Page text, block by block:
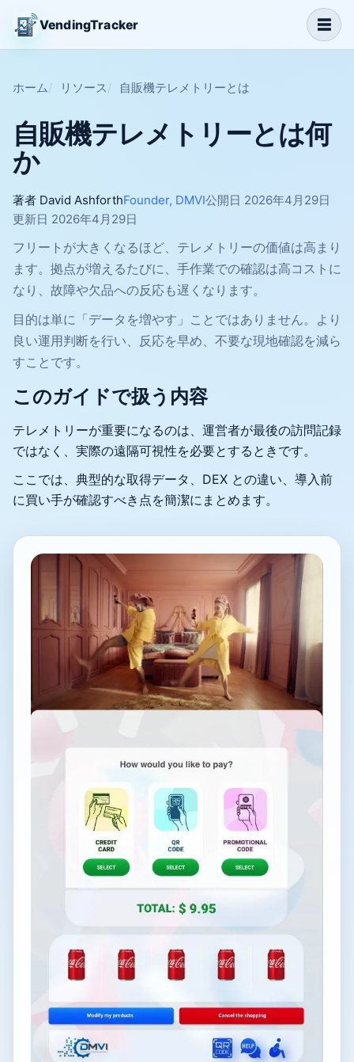
VendingTracker ☰
ホーム リソース 自販機テレメトリーとは
自販機テレメトリーとは何
か
著者 David AshforthFounder, DMVI公開日 2026年4月29日
更新日 2026年4月29日
フリートが大きくなるほど、テレメトリーの価値は高まり
ます。拠点が増えるたびに、手作業での確認は高コストに
なり、故障や欠品への反応も遅くなります。
目的は単に「データを増やす」ことではありません。より
良い運用判断を行い、反応を早め、不要な現地確認を減ら
すことです。
このガイドで扱う内容
テレメトリーが重要になるのは、運営者が最後の訪問記録
ではなく、実際の遠隔可視性を必要とするときです。
ここでは、典型的な取得データ、DEX との違い、導入前
に買い手が確認すべき点を簡潔にまとめます。